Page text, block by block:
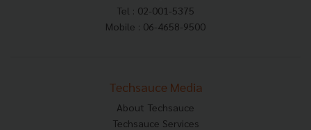
Tel : 02-001-5375
Mobile : 06-4658-9500
Techsauce Media
About Techsauce
Techsauce Services